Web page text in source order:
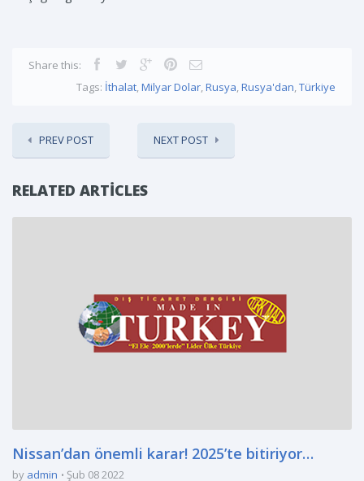
Share this:
Tags: İthalat,Milyar Dolar,Rusya,Rusya'dan,Türkiye
PREV POST NEXT POST
RELATED ARTICLES
Nissan’dan önemli karar! 2025’te bitiriyor…
by admin Şub 08 2022